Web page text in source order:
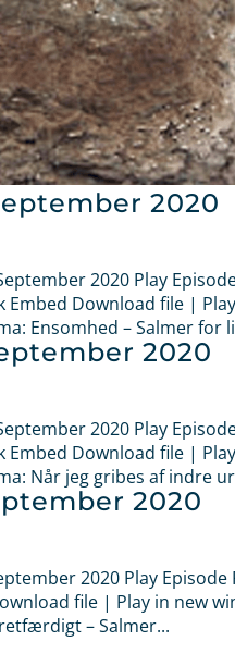
2020
2020 Play
Embed Download file |
Ensomhed – Salmer for
2020
2020 Play
Embed Download file |
Når jeg gribes af indre
2020
2020 Play Episode
file | Play in new
– Salmer...